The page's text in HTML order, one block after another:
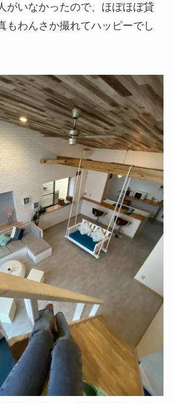
がいなかったので、ほぼほぼ貸
もわんさか撮れてハッピーでし